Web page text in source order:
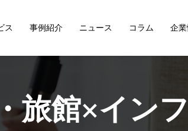
ス 事例紹介 ニュース コラム 企
旅館×イン